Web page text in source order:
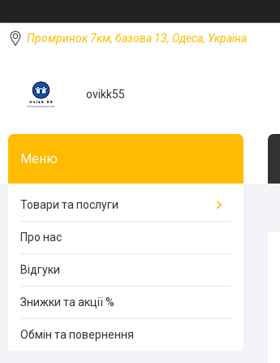
Промринок 7км, базова 13, Одеса, Україна
ovikk55
Товари та послуги
Про нас
Відгуки
Знижки та акції %
Обмін та повернення